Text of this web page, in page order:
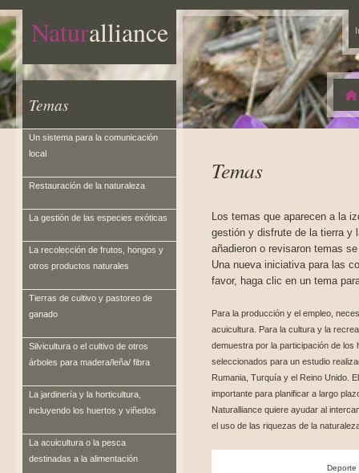
Naturalliance
Temas
Un sistema para la comunicación
local
Restauración de la naturaleza
La gestión de las especies exóticas
La recolección de frutos, hongos y
otros productos naturales
Tierras de cultivo y pastoreo de
ganado
Silvicultura o el cultivo de otros
árboles para madera/leña/ fibra
La jardinería y la horticultura,
incluyendo los huertos y viñedos
La acuicultura o la pesca
destinadas a la alimentación
Temas
Los temas que aparecen a la
gestión y disfrute de la tierra y
añadieron o revisaron temas
Una nueva iniciativa para las
favor, haga clic en un tema
Para la producción y el empleo,
acuicultura. Para la cultura y la
demuestra por la participación de
seleccionados para un estudio
Rumania, Turquía y el Reino Unido.
importante para planificar a largo
Naturalliance quiere ayudar al
el uso de las riquezas de la
Deporte